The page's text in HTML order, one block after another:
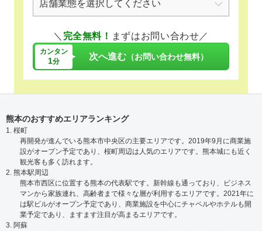
＼ 完全無料！ まずはお問い合わせ／
カンタン
1分 次へ進む （お問い合わせ無料）
熊本のおすすめエリアランキング
1. 桜町
再開発が進んでいる熊本市中央区の主要エリアです。2019年9月に商業施
設がオープン予定であり、桜町周辺は人気のエリアです。熊本城にも近く
観光客も多く訪れます。
2. 熊本駅周辺
熊本市西区に位置する熊本の代表駅です。新幹線も通っており、ビジネス
マンから家族連れ、高齢者まで様々な層が利用するエリアです。2021年に
は駅ビルがオープン予定であり、商業施設を中心にチャペルやホテルも開
業予定であり、ますます注目が高まるエリアです。
3. 阿蘇